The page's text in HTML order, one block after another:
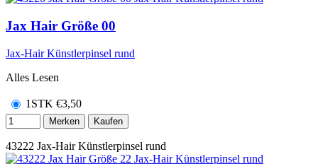
Jax Hair Größe 00
Jax-Hair Künstlerpinsel rund
Alles Lesen
1STK €3,50
Merken Kaufen
43222 Jax-Hair Künstlerpinsel rund